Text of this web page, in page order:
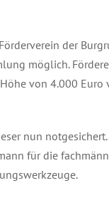
der
möglich.
von 4.000 Euro
nun
für die